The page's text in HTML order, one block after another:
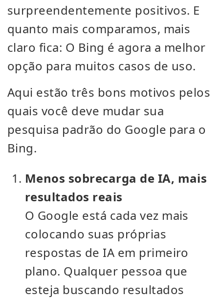
surpreendentemente positivos. E
quanto mais comparamos, mais
claro fica: O Bing é agora a melhor
opção para muitos casos de uso.
Aqui estão três bons motivos pelos
quais você deve mudar sua
pesquisa padrão do Google para o
Bing.
Menos sobrecarga de IA, mais
resultados reais
O Google está cada vez mais
colocando suas próprias
respostas de IA em primeiro
plano. Qualquer pessoa que
esteja buscando resultados